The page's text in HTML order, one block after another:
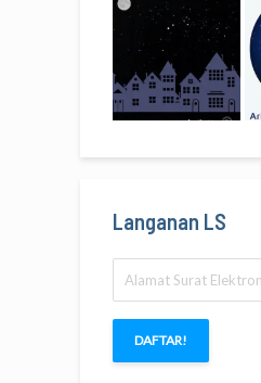
Langanan LS
Surat
Elektronik
DAFTAR!